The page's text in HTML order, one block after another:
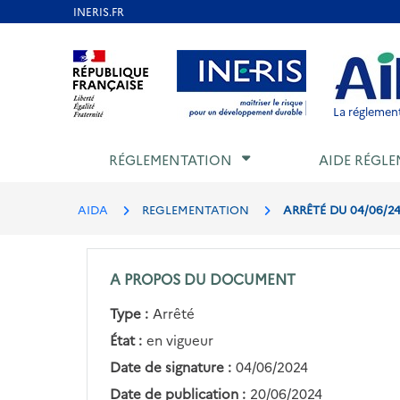
Aller au contenu Aller au menu Aller au
La
RÉGLEMENTATION AIDE
AIDA REGLEMENTATION ARRÊTÉ DU 04/06/
A PROPOS DU DOCUMENT
Type : Arrêté
État : en vigueur
Date de signature : 04/06/2024
Date de publication : 20/06/2024